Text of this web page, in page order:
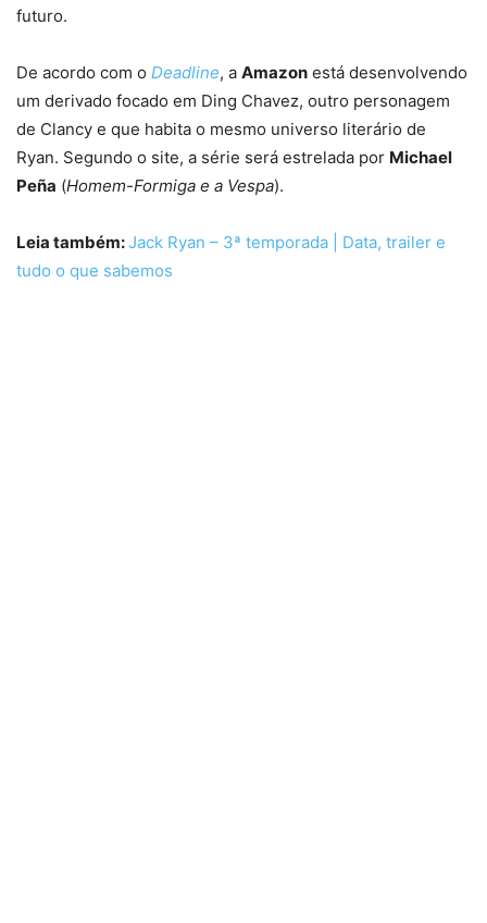
futuro.
De acordo com o Deadline, a Amazon está desenvolvendo
um derivado focado em Ding Chavez, outro personagem
de Clancy e que habita o mesmo universo literário de
Ryan. Segundo o site, a série será estrelada por Michael
Peña (Homem-Formiga e a Vespa).
Leia também:Jack Ryan – 3ª temporada | Data, trailer e
tudo o que sabemos